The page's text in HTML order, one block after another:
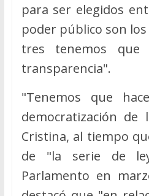
para ser elegidos
poder público son
tres tenemos
transparencia".
"Tenemos que
democratización de
Cristina, al tiempo
de "la serie de
Parlamento en